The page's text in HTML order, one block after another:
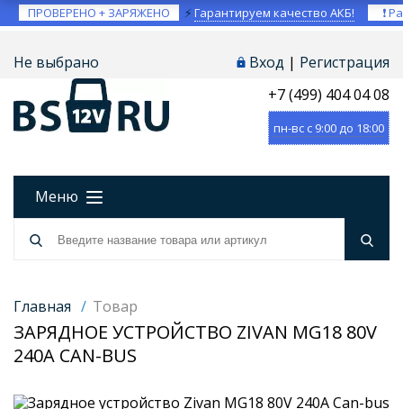
ПРОВЕРЕНО + ЗАРЯЖЕНО ⚡Гарантируем качество АКБ! ❗
Не выбрано Вход | Регистрация
+7 (499) 404 04 08
пн-вс с 9:00 до 18:00
Меню
Главная / Товар
ЗАРЯДНОЕ УСТРОЙСТВО ZIVAN MG18 80V
240A CAN-BUS